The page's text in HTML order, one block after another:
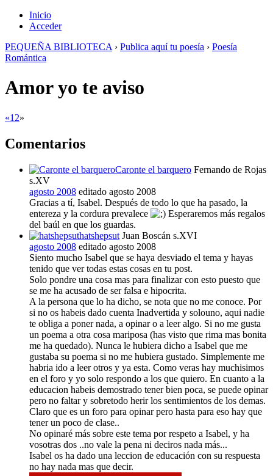
Inicio
Acceder
PEQUEÑA BIBLIOTECA › Publica aquí tu poesía › Poesía
Romántica
Amor yo te aviso
«1 2»
Comentarios
Caronte el barquero Fernando de Rojas
s.XV
agosto 2008 editado agosto 2008
Gracias a tí, Isabel. Después de todo lo que ha pasado, la
entereza y la cordura prevalece
Esperaremos más regalos
del baúl en que los guardas.
hatshepsut Juan Boscán s.XVI
agosto 2008 editado agosto 2008
Siento mucho Isabel que se haya desviado el tema y hayas
tenido que ver todas estas cosas en tu post.
Solo pondre una cosa mas para finalizar con esto puesto que
se me ha acusado de ser falsa e hipocrita.
A la persona que lo ha dicho, se nota que no me conoce. Por
si no os habeis dado cuenta Inadvertida y solouno, aqui nadie
te obliga a poner nada, a opinar o a leer algo. Si no me gusta
un poema a otra cosa mariposa (has visto que rima mas bonita
me ha quedado). Nunca le hubiera dicho a Isabel que me
gustaba su poema si no me hubiera gustado. Simplemente me
habria ido a leer otros y ya esta. Como veras hay muchisimos
en el foro y yo solo respondo a los que quiero. En cuanto a la
educacion habeis demostrado tener bien poca, se puede opinar
pero no faltar y sobretodo herir los sentimientos de los demas.
Claro que es un foro para opinar pero hasta para eso hay que
tener un poco de clase..
No opinaré más sobre este tema por respeto a Isabel, y ha
vosotras dos ..no vale la pena ni deciros nada más...
Isabel os ha dado una leccion de educación con su respuesta
no hay nada mas que decir.